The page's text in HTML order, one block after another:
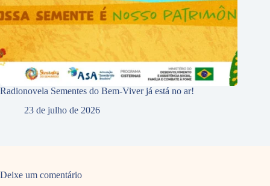
Radionovela Sementes do Bem-Viver já está no ar!
23 de julho de 2026
Deixe um comentário